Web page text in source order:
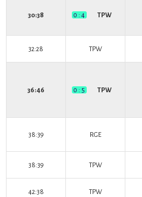
30:38 0 : 4 TPW
32:28 TPW
36:46 0 : 5 TPW
38:39 RGE
38:39 TPW
42:38 TPW